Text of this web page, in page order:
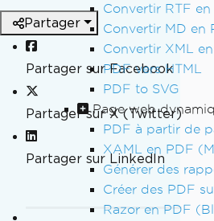
Convertir RTF en
Convertir MD en
Convertir XML
PDF vers HTML
PDF to SVG
Page web
PDF à partir de
XAML en PDF
Générer des
Créer des PDF
Razor en PDF
Partager
Partager sur Facebook
Partager sur X (Twitter)
Partager sur LinkedIn